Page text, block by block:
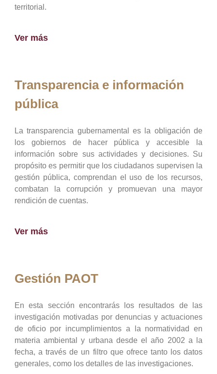
territorial.
Ver más
Transparencia e información
pública
La transparencia gubernamental es la obligación de
los gobiernos de hacer pública y accesible la
información sobre sus actividades y decisiones. Su
propósito es permitir que los ciudadanos supervisen la
gestión pública, comprendan el uso de los recursos,
combatan la corrupción y promuevan una mayor
rendición de cuentas.
Ver más
Gestión PAOT
En esta sección encontrarás los resultados de las
investigación motivadas por denuncias y actuaciones
de oficio por incumplimientos a la normatividad en
materia ambiental y urbana desde el año 2002 a la
fecha, a través de un filtro que ofrece tanto los datos
generales, como los detalles de las investigaciones.